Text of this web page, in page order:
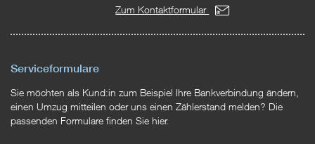
Zum Kontaktformular
Serviceformulare
Sie möchten als Kund:in zum Beispiel Ihre Bankverbindung ändern,
einen Umzug mitteilen oder uns einen Zählerstand melden? Die
passenden Formulare finden Sie hier.